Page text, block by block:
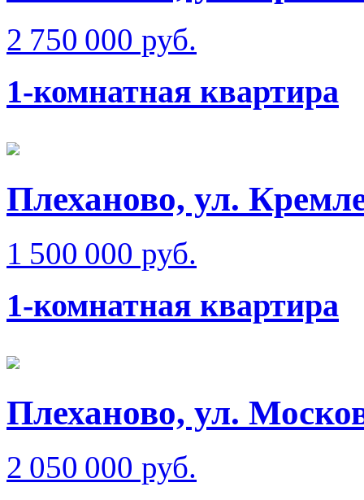
2 750 000 руб.
1-комнатная квартира
Плеханово, ул.
1 500 000 руб.
1-комнатная квартира
Плеханово, ул.
2 050 000 руб.